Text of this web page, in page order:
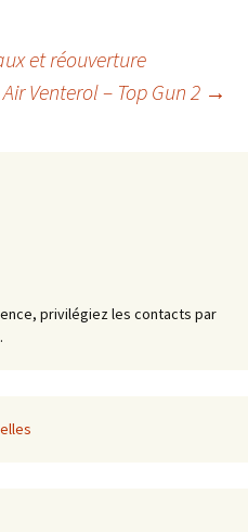
et réouverture
Venterol – Top Gun 2 →
privilégiez les contacts par